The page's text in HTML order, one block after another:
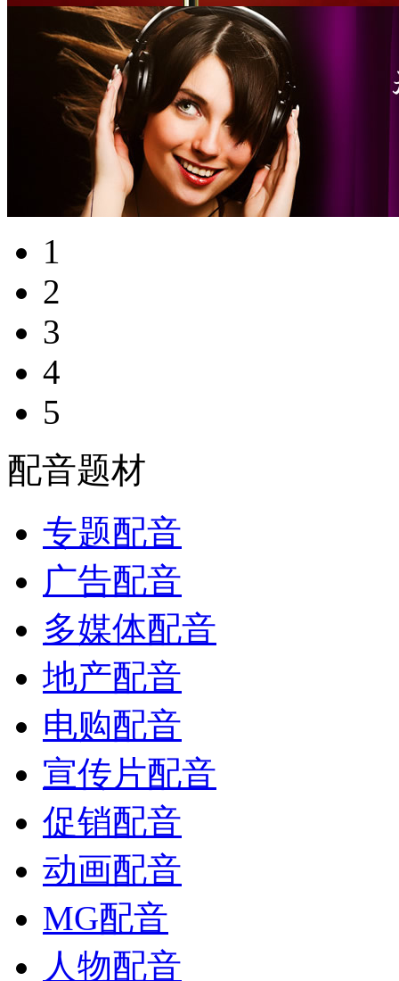
1
2
3
4
5
配音题材
专题配音
广告配音
多媒体配音
地产配音
电购配音
宣传片配音
促销配音
动画配音
MG配音
人物配音